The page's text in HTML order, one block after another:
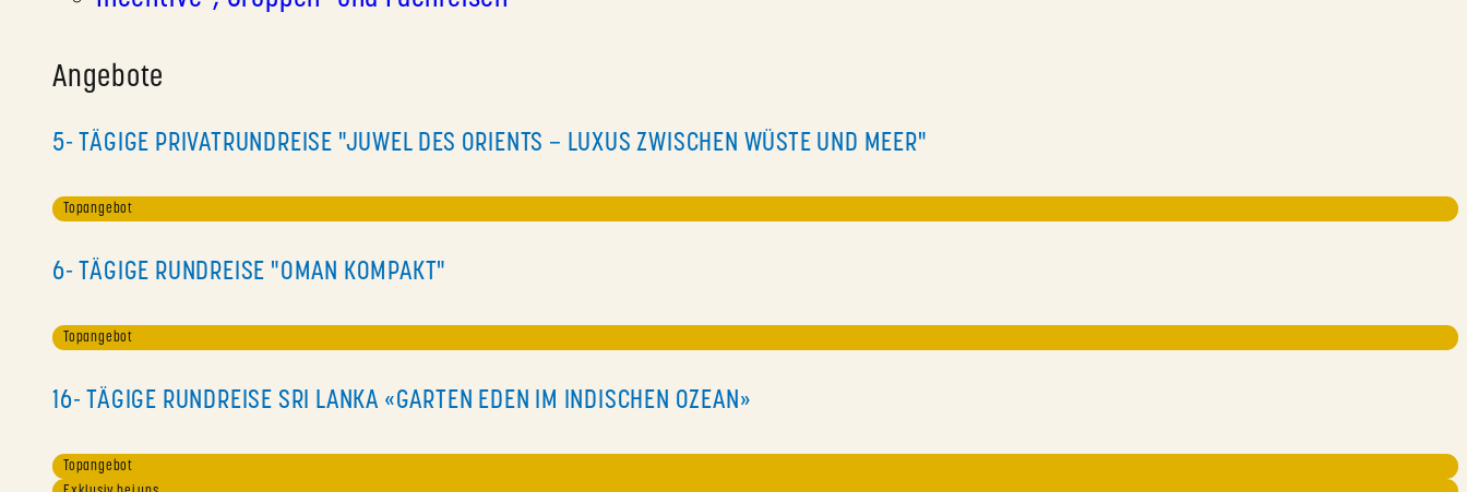
Angebote
5- TÄGIGE PRIVATRUNDREISE "JUWEL DES ORIENTS – LUXUS ZWISCHEN WÜSTE UND MEER"
Topangebot
6- TÄGIGE RUNDREISE "OMAN KOMPAKT"
Topangebot
16- TÄGIGE RUNDREISE SRI LANKA «GARTEN EDEN IM INDISCHEN OZEAN»
Topangebot